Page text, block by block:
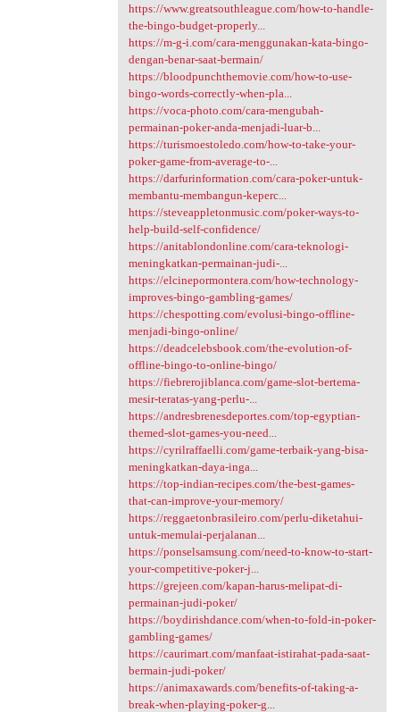
https://www.greatsouthleague.com/how-to-handle-
the-bingo-budget-properly...
https://m-g-i.com/cara-menggunakan-kata-bingo-
dengan-benar-saat-bermain/
https://bloodpunchthemovie.com/how-to-use-
bingo-words-correctly-when-pla...
https://voca-photo.com/cara-mengubah-
permainan-poker-anda-menjadi-luar-b...
https://turismoestoledo.com/how-to-take-your-
poker-game-from-average-to-...
https://darfurinformation.com/cara-poker-untuk-
membantu-membangun-keperc...
https://steveappletonmusic.com/poker-ways-to-
help-build-self-confidence/
https://anitablondonline.com/cara-teknologi-
meningkatkan-permainan-judi-...
https://elcinepormontera.com/how-technology-
improves-bingo-gambling-games/
https://chespotting.com/evolusi-bingo-offline-
menjadi-bingo-online/
https://deadcelebsbook.com/the-evolution-of-
offline-bingo-to-online-bingo/
https://fiebrerojiblanca.com/game-slot-bertema-
mesir-teratas-yang-perlu-...
https://andresbrenesdeportes.com/top-egyptian-
themed-slot-games-you-need...
https://cyrilraffaelli.com/game-terbaik-yang-bisa-
meningkatkan-daya-inga...
https://top-indian-recipes.com/the-best-games-
that-can-improve-your-memory/
https://reggaetonbrasileiro.com/perlu-diketahui-
untuk-memulai-perjalanan...
https://ponselsamsung.com/need-to-know-to-start-
your-competitive-poker-j...
https://grejeen.com/kapan-harus-melipat-di-
permainan-judi-poker/
https://boydirishdance.com/when-to-fold-in-poker-
gambling-games/
https://caurimart.com/manfaat-istirahat-pada-saat-
bermain-judi-poker/
https://animaxawards.com/benefits-of-taking-a-
break-when-playing-poker-g...